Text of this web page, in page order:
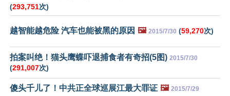
(293,751次)
越智能越危险 汽车也能被黑的原因 🖼️ 2015/7/30 (59,270次)
拍案叫绝！猫头鹰蝶吓退捕食者有奇招(5图) 2015/7/30
(291,007次)
傻头千儿了！中共正全球巡展江最大罪证 🖼️ 2015/7/29